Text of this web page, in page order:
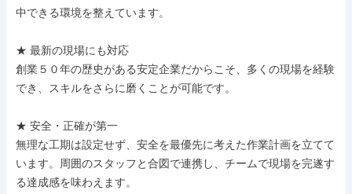
中できる環境を整えています。
★ 最新の現場にも対応
創業５０年の歴史がある安定企業だからこそ、多くの現場を経験
でき、スキルをさらに磨くことが可能です。
★ 安全・正確が第一
無理な工期は設定せず、安全を最優先に考えた作業計画を立てて
います。周囲のスタッフと合図で連携し、チームで現場を完遂す
る達成感を味わえます。